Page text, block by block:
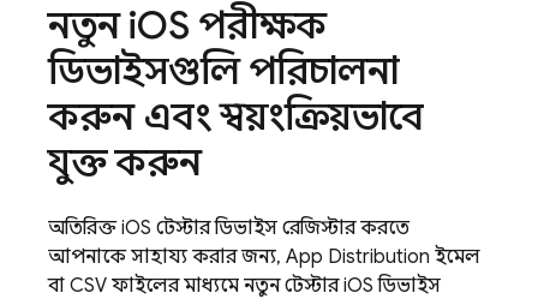
নতুন iOS পরীক্ষক
ডিভাইসগুলি পরিচালনা
করুন এবং স্বয়ংক্রিয়ভাবে
যুক্ত করুন
অতিরিক্ত iOS টেস্টার ডিভাইস রেজিস্টার করতে
আপনাকে সাহায্য করার জন্য, App Distribution ইমেল
বা CSV ফাইলের মাধ্যমে নতুন টেস্টার iOS ডিভাইস